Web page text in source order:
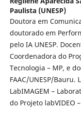
Paulista (UNESP)
Doutora em
doutorado em
pelo IA UNESP.
Coordenadora do
Tecnologia – MP, e
FAAC/UNESP/
LabIMAGEM –
do Projeto labVIDEO